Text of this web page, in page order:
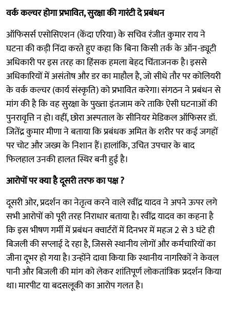
वर्क कल्चर होगा प्रभावित, सुरक्षा की गारंटी दे प्रबंधन
ऑफिसर्स एसोसिएशन (केंदा एरिया) के सचिव रंजीत कुमार राय ने
घटना की कड़ी निंदा करते हुए कहा कि बिना किसी तर्क के ऑन-ड्यूटी
अधिकारी पर इस तरह का हिंसक हमला बेहद चिंताजनक है। इससे
अधिकारियों में असंतोष और डर का माहौल है, जो सीधे तौर पर कोलियरी
के वर्क कल्चर (कार्य संस्कृति) को प्रभावित करेगा। संगठन ने प्रबंधन से
मांग की है कि वह सुरक्षा के पुख्ता इंतजाम करे ताकि ऐसी घटनाओं की
पुनरावृत्ति न हो। वहीं, छोरा अस्पताल के सीनियर मेडिकल ऑफिसर डॉ.
जितेंद्र कुमार मीणा ने बताया कि प्रबंधक अमित के शरीर पर कई जगहों
पर चोट और जख्म के निशान हैं। हालांकि, उचित उपचार के बाद
फिलहाल उनकी हालत स्थिर बनी हुई है।
आरोपों पर क्या है दूसरी तरफ का पक्ष ?
दूसरी ओर, प्रदर्शन का नेतृत्व करने वाले रवींद्र यादव ने अपने ऊपर लगे
सभी आरोपों को पूरी तरह निराधार बताया है। रवींद्र यादव का कहना है
कि इस भीषण गर्मी में प्रबंधन क्वार्टरों में दिनभर में महज 2 से 3 घंटे ही
बिजली की सप्लाई दे रहा है, जिससे स्थानीय लोगों और कर्मचारियों का
जीना दूभर हो गया है। उन्होंने दावा किया कि स्थानीय नागरिकों ने केवल
पानी और बिजली की मांग को लेकर शांतिपूर्ण लोकतांत्रिक प्रदर्शन किया
था। मारपीट या बदसलूकी का आरोप गलत है।